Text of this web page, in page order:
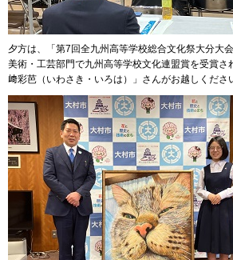
夕方は、「第7回全九州高等学校総合文化祭大分大
美術・工芸部門で九州高等学校文化連盟賞を受賞さ
﨑彩芭（いわさき・いろは）」さんがお越しくださ